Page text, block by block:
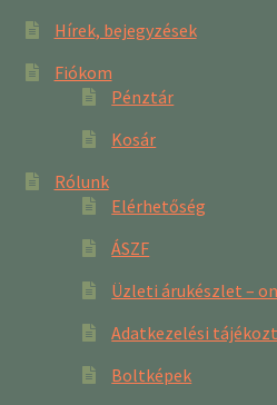
Hírek, bejegyzések
Fiókom
Pénztár
Kosár
Rólunk
Elérhetőség
ÁSZF
Üzleti árukészlet –
Adatkezelési
Boltképek